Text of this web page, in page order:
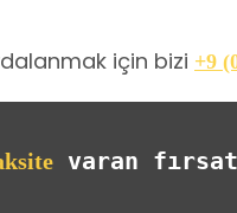
için bizi +9
varan